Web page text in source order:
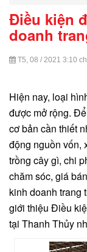
Điều kiện
doanh
T5, 08 / 2021 3:10
Hiện nay, loại
được mở rộng.
cơ bản cần thiết
động nguồn vốn,
trồng cây gì, chi
chăm sóc, giá
kinh doanh trang
giới thiệu Điều
tại Thanh Thủy